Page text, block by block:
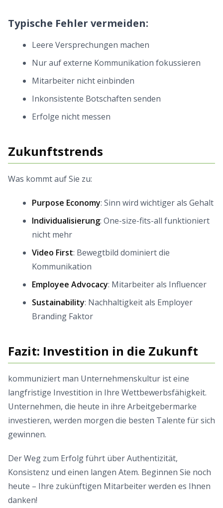
Typische Fehler vermeiden:
Leere Versprechungen machen
Nur auf externe Kommunikation fokussieren
Mitarbeiter nicht einbinden
Inkonsistente Botschaften senden
Erfolge nicht messen
Zukunftstrends
Was kommt auf Sie zu:
Purpose Economy: Sinn wird wichtiger als Gehalt
Individualisierung: One-size-fits-all funktioniert
nicht mehr
Video First: Bewegtbild dominiert die
Kommunikation
Employee Advocacy: Mitarbeiter als Influencer
Sustainability: Nachhaltigkeit als Employer
Branding Faktor
Fazit: Investition in die Zukunft
kommuniziert man Unternehmenskultur ist eine
langfristige Investition in Ihre Wettbewerbsfähigkeit.
Unternehmen, die heute in ihre Arbeitgebermarke
investieren, werden morgen die besten Talente für sich
gewinnen.
Der Weg zum Erfolg führt über Authentizität,
Konsistenz und einen langen Atem. Beginnen Sie noch
heute – Ihre zukünftigen Mitarbeiter werden es Ihnen
danken!